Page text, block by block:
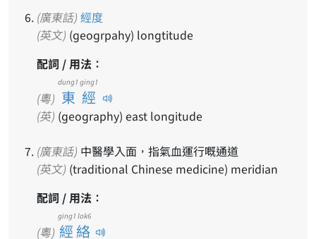
(廣東話) 經度
(英文) (geogrpahy) longtitude
配詞 / 用法：
(粵) 東經
dung1 ging1
(英) (geography) east longitude
(廣東話) 中醫學入面，指氣血運行嘅通道
(英文) (traditional Chinese medicine) meridian
配詞 / 用法：
(粵) 經絡
ging1 lok6